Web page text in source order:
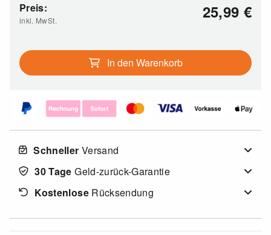
Preis:
inkl. MwSt. 25,99 €
In den Warenkorb
Schneller Versand
30 Tage Geld-zurück-Garantie
KostenloseRücksendung